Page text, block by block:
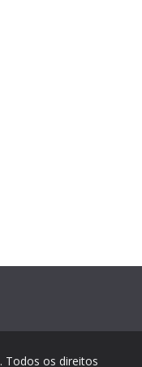
. Todos os direitos